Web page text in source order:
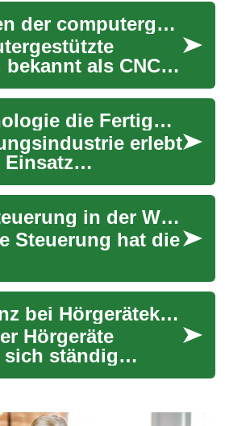
Grundlagen der computergestützten Fertigung
als CNC
Numerical
die
revo...
Wie Technologie die Fertigung transformiert
erlebt
Technologien
Vo...
Digitale Steuerung in der Werkzeugbearbeitung
Steuerung hat die
verändert.
ControlTransparenz bei Hörgerätekosten: Ein Blick auf 2026
Hörgeräte
ständig
technologisch
Für viele
d...